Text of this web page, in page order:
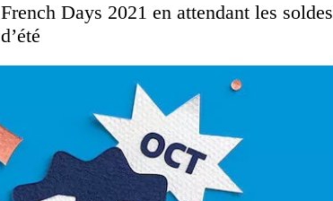
French Days 2021 en attendant les soldes
d’été